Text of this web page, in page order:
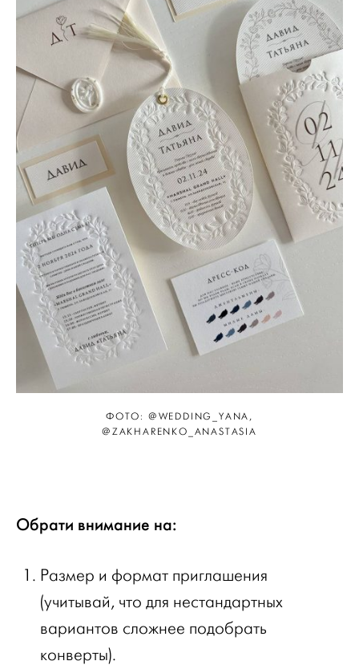
ФОТО: @WEDDING_YANA,
@ZAKHARENKO_ANASTASIA
Обрати внимание на:
Размер и формат приглашения
(учитывай, что для нестандартных
вариантов сложнее подобрать
конверты).